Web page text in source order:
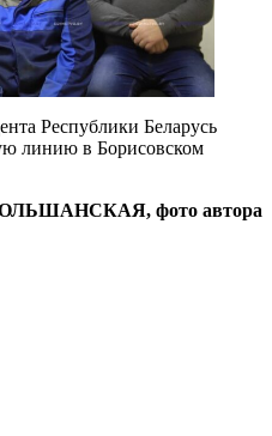
Республики Беларусь
линию в Борисовском
ОЛЬШАНСКАЯ, фото автора